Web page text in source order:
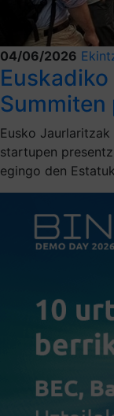
04/06/2026
Eusko
startupen
egingo den